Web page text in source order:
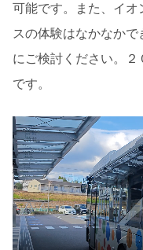
可能です。また、イ
スの体験はなかなか
にご検討ください。
です。